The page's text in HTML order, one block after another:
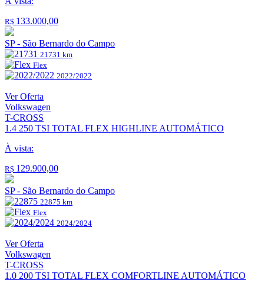
R$ 133.000,00
SP - São Bernardo do Campo
21731 km
Flex
2022/2022
Ver Oferta
Volkswagen
T-CROSS
1.4 250 TSI TOTAL FLEX HIGHLINE AUTOMÁTICO
À vista:
R$ 129.900,00
SP - São Bernardo do Campo
22875 km
Flex
2024/2024
Ver Oferta
Volkswagen
T-CROSS
1.0 200 TSI TOTAL FLEX COMFORTLINE AUTOMÁTICO